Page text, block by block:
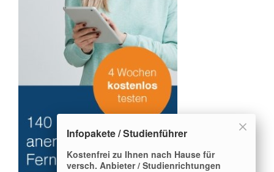
Infopakete / Studienführer
Kostenfrei zu Ihnen nach Hause für
versch. Anbieter / Studienrichtungen